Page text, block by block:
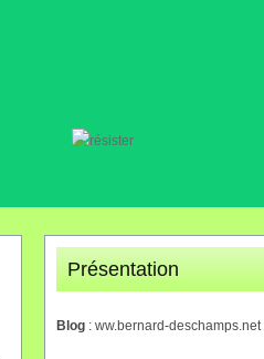
Présentation
Blog : ww.bernard-deschamps.net